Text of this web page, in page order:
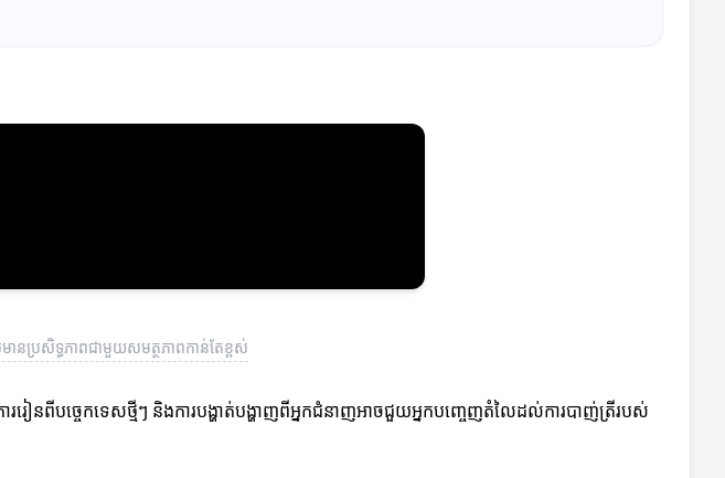
ប្រសិទ្ធភាពជាមួយសមត្ថភាពកាន់តែខ្ពស់
ររៀនពីបច្ចេកទេសថ្មីៗ និងការបង្ហាត់បង្ហាញពីអ្នកជំនាញអាចជួយអ្នកបញ្ចេញតំលៃដល់ការបាញ់ត្រីរបស់